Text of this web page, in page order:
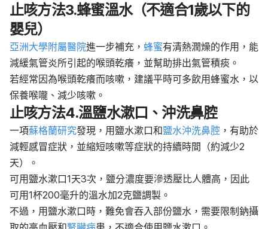
止咳方法3.蜂蜜溫水（不適合1歲以下的
嬰兒）
亞洲大學附屬醫院進一步補充， 蜂蜜有清熱潤燥的作用，能
減緩氣管炎所引起的喉頭乾癢，並幫助排出氣管積痰。
若經常因為喉頭乾癢而咳嗽，建議平時可多飲用蜂蜜水，以
保養喉嚨、減少咳嗽。
止咳方法4.溫鹽水漱口、沖洗鼻腔
一項蘇格蘭研究發現，用鹽水漱口和鹽水沖洗鼻腔 ，有助於
減輕感冒症狀，並縮短咳嗽等症狀的持續時間（約減少2
天）。
可用鹽水漱口1天3次，鹽分濃度要滲透壓比人體高，因此
可用1杯200毫升的溫水加2克鹽調製。
不過，用鹽水漱口時，難免會吞入部份鹽水，需要限制鈉攝